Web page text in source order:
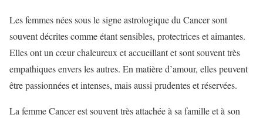
Les femmes nées sous le signe astrologique du Cancer sont
souvent décrites comme étant sensibles, protectrices et aimantes.
Elles ont un cœur chaleureux et accueillant et sont souvent très
empathiques envers les autres. En matière d’amour, elles peuvent
être passionnées et intenses, mais aussi prudentes et réservées.
La femme Cancer est souvent très attachée à sa famille et à son